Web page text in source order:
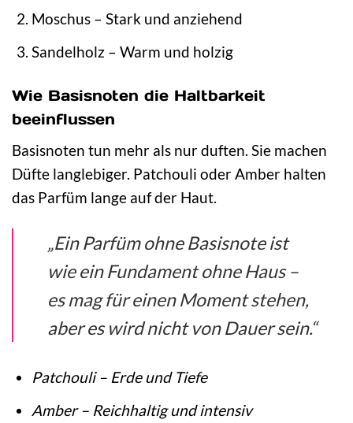
Moschus – Stark und anziehend
Sandelholz – Warm und holzig
Wie Basisnoten die Haltbarkeit
beeinflussen
Basisnoten tun mehr als nur duften. Sie machen
Düfte langlebiger. Patchouli oder Amber halten
das Parfüm lange auf der Haut.
„Ein Parfüm ohne Basisnote ist
wie ein Fundament ohne Haus –
es mag für einen Moment stehen,
aber es wird nicht von Dauer sein.“
Patchouli – Erde und Tiefe
Amber – Reichhaltig und intensiv